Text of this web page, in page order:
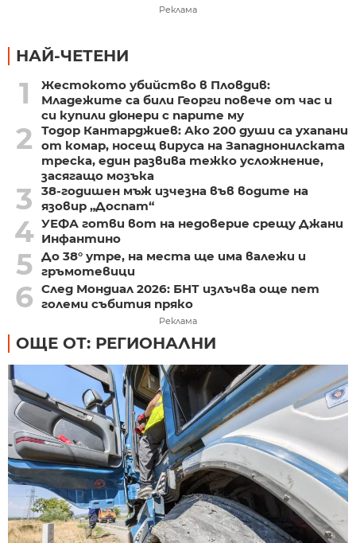
Реклама
НАЙ-ЧЕТЕНИ
1
Жестокото убийство в Пловдив:
Младежите са били Георги повече от час и
си купили дюнери с парите му
2
Тодор Кантарджиев: Ако 200 души са ухапани
от комар, носещ вируса на Западнонилската
треска, един развива тежко усложнение,
засягащо мозъка
3
38-годишен мъж изчезна във водите на
язовир „Доспат“
4 УЕФА готви вот на недоверие срещу Джани
Инфантино
5 До 38° утре, на места ще има валежи и
гръмотевици
6 След Мондиал 2026: БНТ излъчва още пет
големи събития пряко
Реклама
ОЩЕ ОТ: РЕГИОНАЛНИ